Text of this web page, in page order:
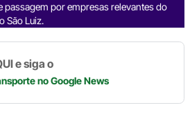
passagem por empresas relevantes do
São Luiz.
e siga o
no Google News